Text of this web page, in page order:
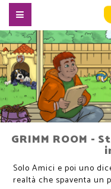
SALTA
AL
CONTENUTO
PRINCIPALE
GRIMM ROOM -
Solo Amici e poi uno
realtà che spaventa un